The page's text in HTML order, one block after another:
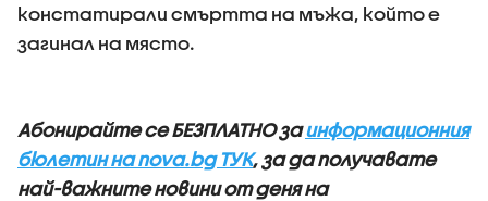
констатирали смъртта на мъжа, който е
загинал на място.
Абонирайте се БЕЗПЛАТНО заинформационния
бюлетин на nova.bg ТУК, за да получавате
най-важните новини от деня на